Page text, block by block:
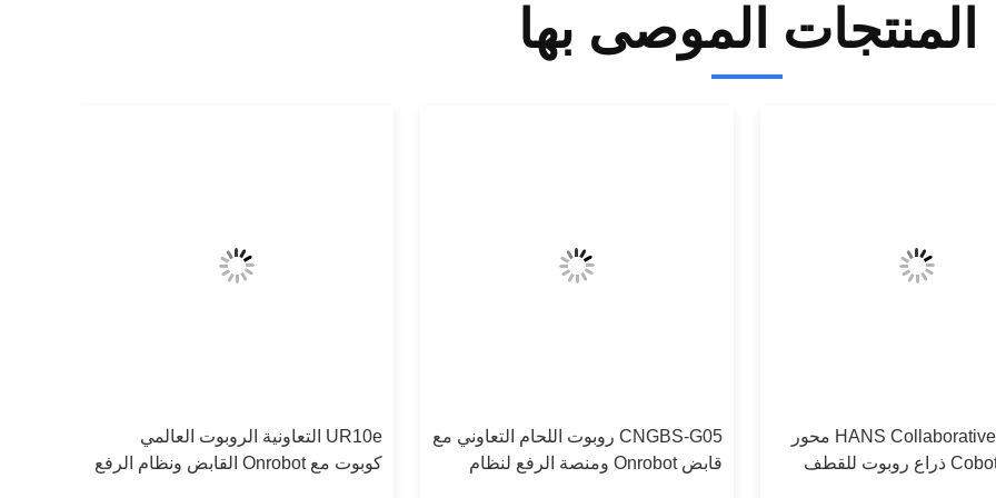
المنتجات الموصى بها
HANS Collaborative Robot 6 محور
Cobot Elfin 05 ذراع روبوت للقطف
CNGBS-G05 روبوت اللحام التعاوني مع
قابض Onrobot ومنصة الرفع لنظام
UR10e التعاونية الروبوت العالمي
كوبوت مع Onrobot القابض ونظام الرفع